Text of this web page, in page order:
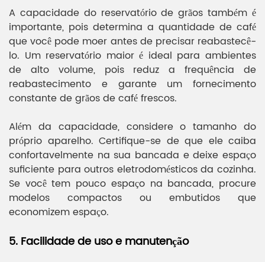
A capacidade do reservatório de grãos também é
importante, pois determina a quantidade de café
que você pode moer antes de precisar reabastecê-
lo. Um reservatório maior é ideal para ambientes
de alto volume, pois reduz a frequência de
reabastecimento e garante um fornecimento
constante de grãos de café frescos.
Além da capacidade, considere o tamanho do
próprio aparelho. Certifique-se de que ele caiba
confortavelmente na sua bancada e deixe espaço
suficiente para outros eletrodomésticos da cozinha.
Se você tem pouco espaço na bancada, procure
modelos compactos ou embutidos que
economizem espaço.
5. Facilidade de uso e manutenção